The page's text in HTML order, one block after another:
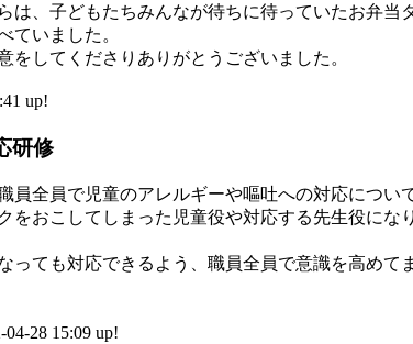
、子どもたちみんなが待ちに待っていたお弁当
ていました。
をしてくださりありがとうございました。
up!
研修
員全員で児童のアレルギーや嘔吐への対応につい
をおこしてしまった児童役や対応する先生役に
っても対応できるよう、職員全員で意識を高めて
28 15:09 up!